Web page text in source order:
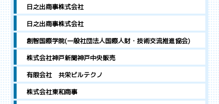
日之出商事株式会社
日之出商事株式会社
創智国際学院(一般社団法人国際人財・技術交流推進協会)
株式会社神戸新聞神戸中央販売
有限会社 共栄ビルテクノ
株式会社東和商事